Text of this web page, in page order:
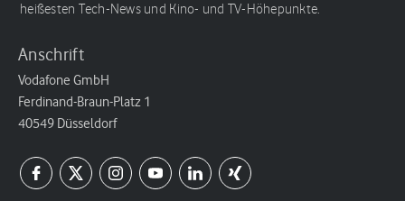
heißesten Tech-News und Kino- und TV-Höhepunkte.
Anschrift
Vodafone GmbH
Ferdinand-Braun-Platz 1
40549 Düsseldorf